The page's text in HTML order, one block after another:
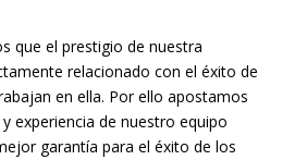
que el prestigio de nuestra
relacionado con el éxito de
en ella. Por ello apostamos
experiencia de nuestro equipo
garantía para el éxito de los